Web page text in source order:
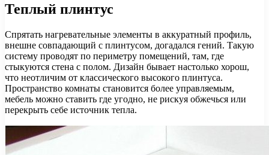
Теплый плинтус
Спрятать нагревательные элементы в аккуратный профиль,
внешне совпадающий с плинтусом, догадался гений. Такую
систему проводят по периметру помещений, там, где
стыкуются стена с полом. Дизайн бывает настолько хорош,
что неотличим от классического высокого плинтуса.
Пространство комнаты становится более управляемым,
мебель можно ставить где угодно, не рискуя обжечься или
перекрыть себе источник тепла.